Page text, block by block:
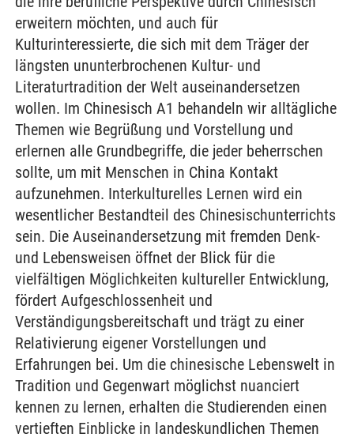
erweitern möchten, und auch für
Kulturinteressierte, die sich mit dem Träger der
längsten ununterbrochenen Kultur- und
Literaturtradition der Welt auseinandersetzen
wollen. Im Chinesisch A1 behandeln wir alltägliche
Themen wie Begrüßung und Vorstellung und
erlernen alle Grundbegriffe, die jeder beherrschen
sollte, um mit Menschen in China Kontakt
aufzunehmen. Interkulturelles Lernen wird ein
wesentlicher Bestandteil des Chinesischunterrichts
sein. Die Auseinandersetzung mit fremden Denk-
und Lebensweisen öffnet der Blick für die
vielfältigen Möglichkeiten kultureller Entwicklung,
fördert Aufgeschlossenheit und
Verständigungsbereitschaft und trägt zu einer
Relativierung eigener Vorstellungen und
Erfahrungen bei. Um die chinesische Lebenswelt in
Tradition und Gegenwart möglichst nuanciert
kennen zu lernen, erhalten die Studierenden einen
vertieften Einblicke in landeskundlichen Themen